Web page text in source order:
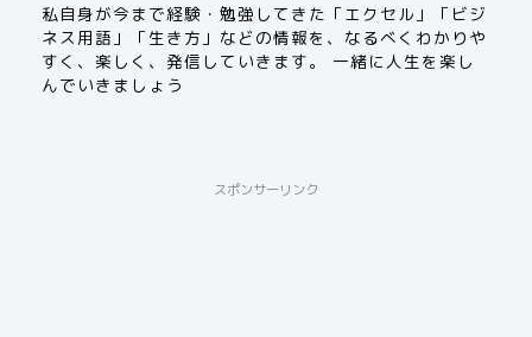
私自身が今まで経験・勉強してきた「エクセル」「ビジ
ネス用語」「生き方」などの情報を、なるべくわかりや
すく、楽しく、発信していきます。 一緒に人生を楽し
んでいきましょう
スポンサーリンク